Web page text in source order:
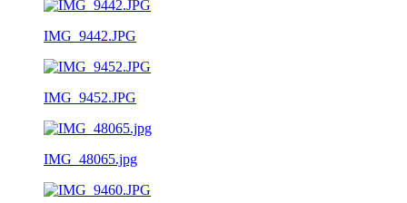
IMG_9442.JPG
IMG_9452.JPG
IMG_48065.jpg